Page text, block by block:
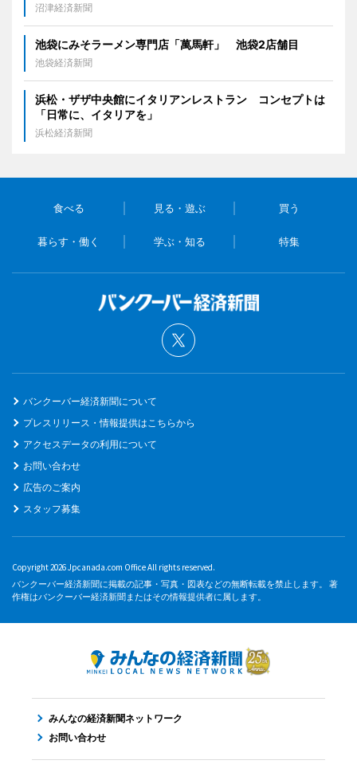
沼津経済新聞
池袋にみそラーメン専門店「萬馬軒」 池袋2店舗目
池袋経済新聞
浜松・ザザ中央館にイタリアンレストラン コンセプトは
「日常に、イタリアを」
浜松経済新聞
食べる 見る・遊ぶ 買う
暮らす・働く 学ぶ・知る 特集
バンクーバー経済新聞について
プレスリリース・情報提供はこちらから
アクセスデータの利用について
お問い合わせ
広告のご案内
スタッフ募集
Copyright 2026 Jpcanada.com Office All rights reserved.
バンクーバー経済新聞に掲載の記事・写真・図表などの無断転載を禁止します。 著
作権はバンクーバー経済新聞またはその情報提供者に属します。
みんなの経済新聞ネットワーク
お問い合わせ